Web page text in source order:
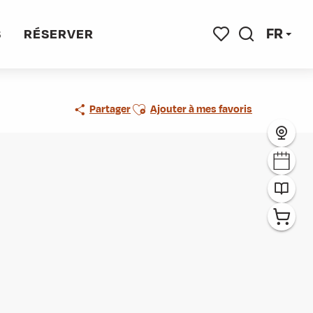
FR
RÉSERVER
PartagerAjouter aux favoris
Ajouter à mes favoris